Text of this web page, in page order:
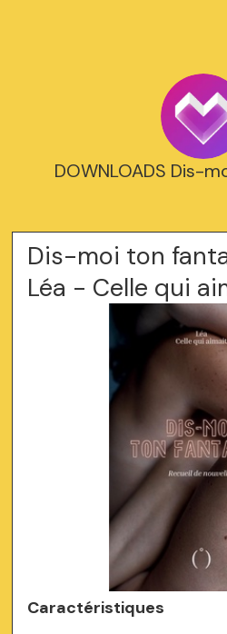
DOWNLOADS Dis-
Dis-moi ton
Léa - Celle qui
Caractéristiques